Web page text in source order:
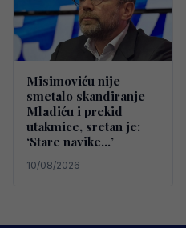
Misimoviću nije
smetalo skandiranje
Mladiću i prekid
utakmice, sretan je:
‘Stare navike…’
10/08/2026